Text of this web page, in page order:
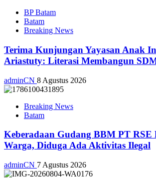
BP Batam
Batam
Breaking News
Terima Kunjungan Yayasan Anak
Ariastuty: Literasi Membangun
adminCN 8 Agustus 2026
Breaking News
Batam
Keberadaan Gudang BBM PT RSE
Warga, Diduga Ada Aktivitas Ilegal
adminCN 7 Agustus 2026